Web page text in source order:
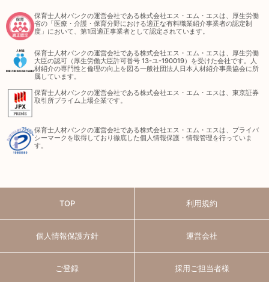
保育士人材バンクの運営会社である株式会社エス・エム・エスは、厚生労働
省の「医療・介護・保育分野における適正な有料職業紹介事業者の認定制
度」において、第1回適正事業者として認定されています。
保育士人材バンクの運営会社である株式会社エス・エム・エスは、厚生労働
大臣の認可（厚生労働大臣許可番号 13-ユ-190019）を受けた会社です。人
材紹介の専門性と倫理の向上を図る一般社団法人日本人材紹介事業協会に所
属しています。
保育士人材バンクの運営会社である株式会社エス・エム・エスは、東京証券
取引所プライム上場企業です。
保育士人材バンクの運営会社である株式会社エス・エム・エスは、プライバ
シーマークを取得しており徹底した個人情報保護・情報管理を行っていま
す。
TOP 利用規約
個人情報保護方針 運営会社
ご登録 採用ご担当者様